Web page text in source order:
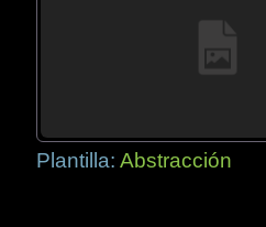
Plantilla: Abstracción